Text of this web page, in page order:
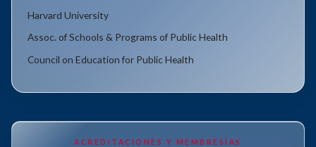
Harvard University
Assoc. of Schools & Programs of Public Health
Council on Education for Public Health
ACREDITACIONES Y MEMBRESÍAS